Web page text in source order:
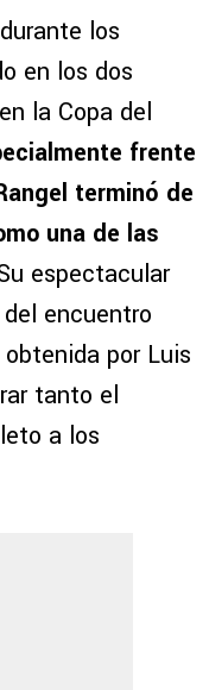
los
en los dos
la Copa del
frente
terminó de
una de las
espectacular
encuentro
por Luis
tanto el
a los